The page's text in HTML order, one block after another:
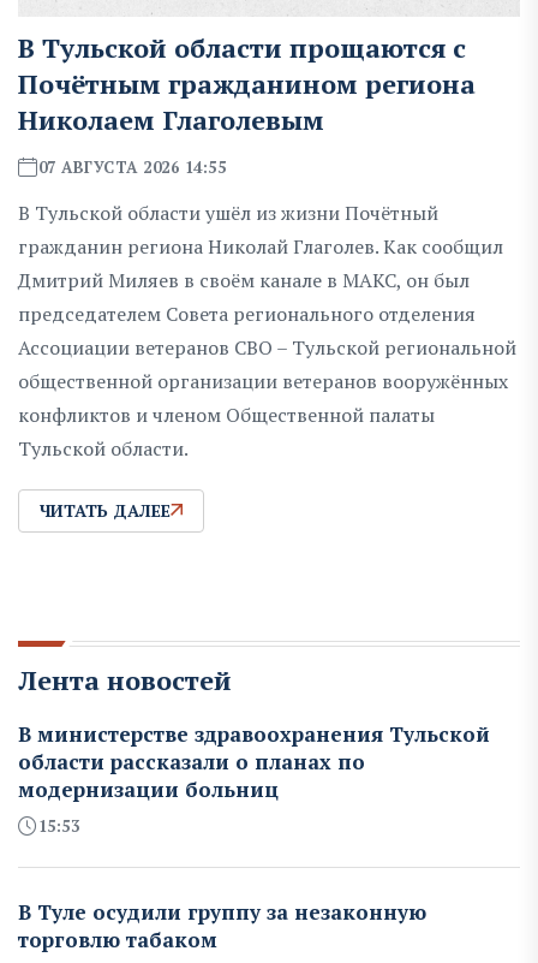
В Тульской области прощаются с
Почётным гражданином региона
Николаем Глаголевым
07 АВГУСТА 2026 14:55
В Тульской области ушёл из жизни Почётный
гражданин региона Николай Глаголев. Как сообщил
Дмитрий Миляев в своём канале в МАКС, он был
председателем Совета регионального отделения
Ассоциации ветеранов СВО – Тульской региональной
общественной организации ветеранов вооружённых
конфликтов и членом Общественной палаты
Тульской области.
ЧИТАТЬ ДАЛЕЕ
Лента новостей
В министерстве здравоохранения Тульской
области рассказали о планах по
модернизации больниц
15:53
В Туле осудили группу за незаконную
торговлю табаком